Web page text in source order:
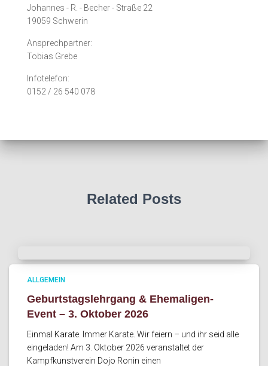
Johannes - R. - Becher - Straße 22
19059 Schwerin
Ansprechpartner:
Tobias Grebe
Infotelefon:
0152 / 26 540 078
Related Posts
ALLGEMEIN
Geburtstagslehrgang & Ehemaligen-
Event – 3. Oktober 2026
Einmal Karate. Immer Karate. Wir feiern – und ihr seid alle
eingeladen! Am 3. Oktober 2026 veranstaltet der
Kampfkunstverein Dojo Ronin einen